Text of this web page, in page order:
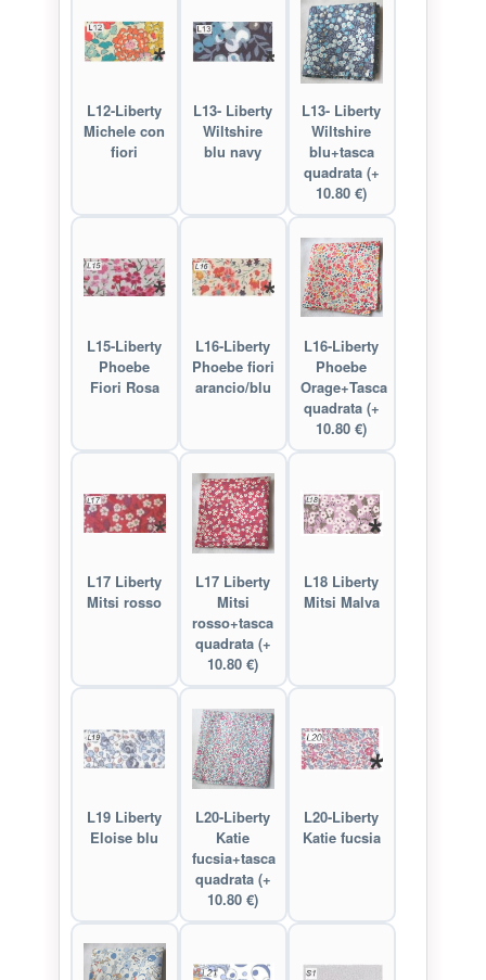
L12-Liberty
Michele con
fiori
L13- Liberty
Wiltshire
blu navy
L13- Liberty
Wiltshire
blu+tasca
quadrata (+
10.80 €)
L15-Liberty
Phoebe
Fiori Rosa
L16-Liberty
Phoebe fiori
arancio/blu
L16-Liberty
Phoebe
Orage+Tasca
quadrata (+
10.80 €)
L17 Liberty
Mitsi rosso
L17 Liberty
Mitsi
rosso+tasca
quadrata (+
10.80 €)
L18 Liberty
Mitsi Malva
L19 Liberty
Eloise blu
L20-Liberty
Katie
fucsia+tasca
quadrata (+
10.80 €)
L20-Liberty
Katie fucsia